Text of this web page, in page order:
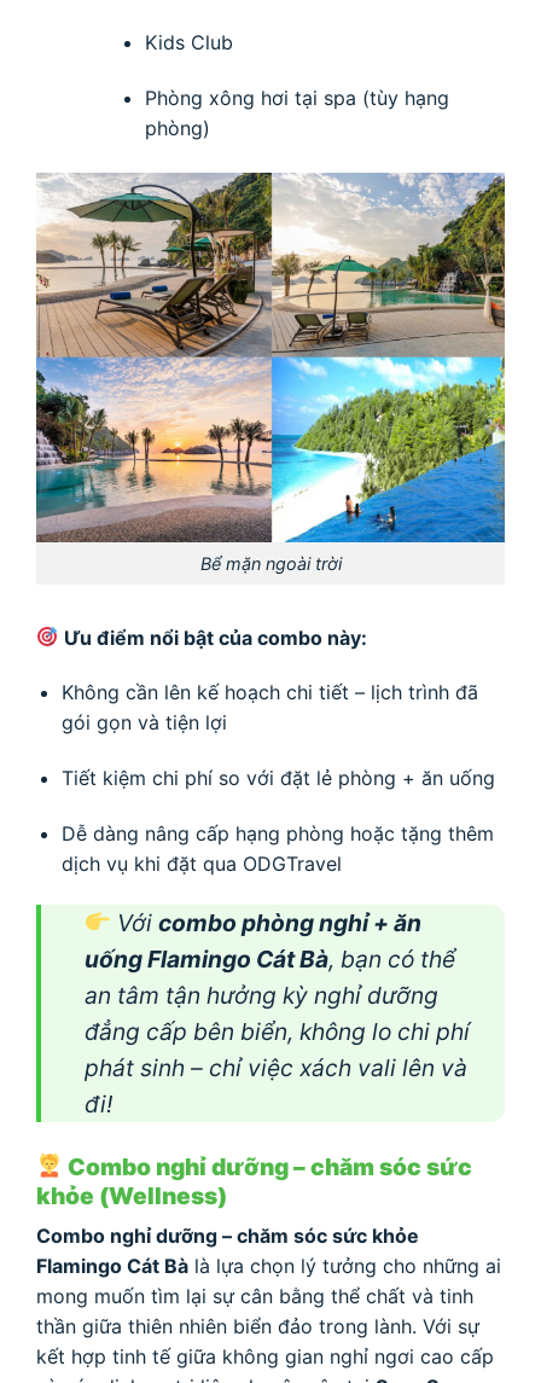
Kids Club
Phòng xông hơi tại spa (tùy hạng
phòng)
Bể mặn ngoài trời
Ưu điểm nổi bật của combo này:
Không cần lên kế hoạch chi tiết – lịch trình đã
gói gọn và tiện lợi
Tiết kiệm chi phí so với đặt lẻ phòng + ăn uống
Dễ dàng nâng cấp hạng phòng hoặc tặng thêm
dịch vụ khi đặt qua ODGTravel
Với combo phòng nghỉ + ăn
uống Flamingo Cát Bà, bạn có thể
an tâm tận hưởng kỳ nghỉ dưỡng
đẳng cấp bên biển, không lo chi phí
phát sinh – chỉ việc xách vali lên và
đi!
Combo nghỉ dưỡng – chăm sóc sức
khỏe (Wellness)
Combo nghỉ dưỡng – chăm sóc sức khỏe
Flamingo Cát Bà là lựa chọn lý tưởng cho những ai
mong muốn tìm lại sự cân bằng thể chất và tinh
thần giữa thiên nhiên biển đảo trong lành. Với sự
kết hợp tinh tế giữa không gian nghỉ ngơi cao cấp